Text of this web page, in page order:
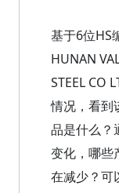
基于6位HS
HUNAN
STEEL CO
情况，看到
品是什么？
变化，哪些
在减少？可